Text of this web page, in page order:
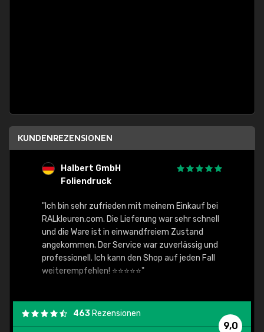
KUNDENREZENSIONEN
Halbert GmbH
Foliendruck
"Ich bin sehr zufrieden mit meinem Einkauf bei
RALkleuren.com. Die Lieferung war sehr schnell
und die Ware ist in einwandfreiem Zustand
angekommen. Der Service war zuverlässig und
professionell. Ich kann den Shop auf jeden Fall
weiterempfehlen! ⭐⭐⭐⭐⭐"
9,0
463 Rezensionen